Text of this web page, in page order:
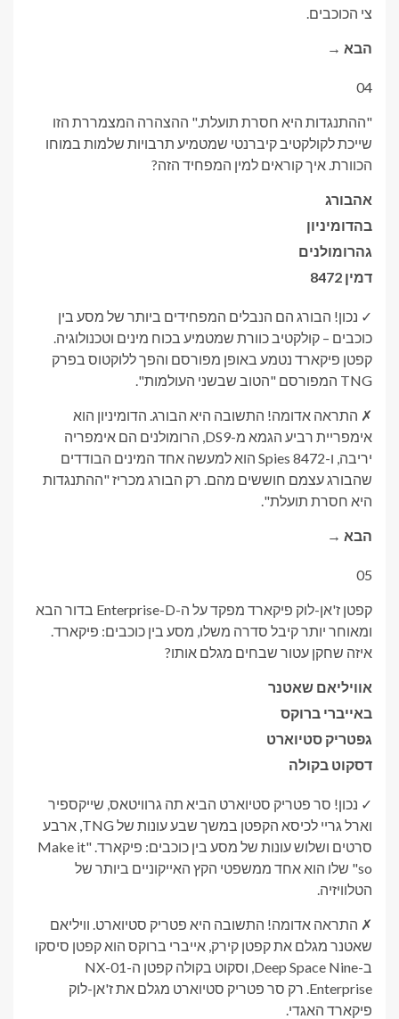
צי הכוכבים.
הבא →
04
"ההתנגדות היא חסרת תועלת." ההצהרה המצמררת הזו
שייכת לקולקטיב קיברנטי שמטמיע תרבויות שלמות במוחו
הכוורת. איך קוראים למין המפחיד הזה?
אהבורג
בהדומיניון
גהרומולנים
דמין 8472
✓ נכון! הבורג הם הנבלים המפחידים ביותר של מסע בין
כוכבים – קולקטיב כוורת שמטמיע בכוח מינים וטכנולוגיה.
קפטן פיקארד נטמע באופן מפורסם והפך ללוקטוס בפרק
TNG המפורסם "הטוב שבשני העולמות".
✗ התראה אדומה! התשובה היא הבורג. הדומיניון הוא
אימפריית רביע הגמא מ-DS9, הרומולנים הם אימפריה
יריבה, ו-Spies 8472 הוא למעשה אחד המינים הבודדים
שהבורג עצמם חוששים מהם. רק הבורג מכריז "ההתנגדות
היא חסרת תועלת".
הבא →
05
קפטן ז'אן-לוק פיקארד מפקד על ה-Enterprise-D בדור הבא
ומאוחר יותר קיבל סדרה משלו, מסע בין כוכבים: פיקארד.
איזה שחקן עטור שבחים מגלם אותו?
אוויליאם שאטנר
באייברי ברוקס
גפטריק סטיוארט
דסקוט בקולה
✓ נכון! סר פטריק סטיוארט הביא תה גרוויטאס, שייקספיר
וארל גריי לכיסא הקפטן במשך שבע עונות של TNG, ארבע
סרטים ושלוש עונות של מסע בין כוכבים: פיקארד. "Make it
so" שלו הוא אחד ממשפטי הקץ האייקוניים ביותר של
הטלוויזיה.
✗ התראה אדומה! התשובה היא פטריק סטיוארט. וויליאם
שאטנר מגלם את קפטן קירק, אייברי ברוקס הוא קפטן סיסקו
ב-Deep Space Nine, וסקוט בקולה קפטן ה-NX-01
Enterprise. רק סר פטריק סטיוארט מגלם את ז'אן-לוק
פיקארד האגדי.